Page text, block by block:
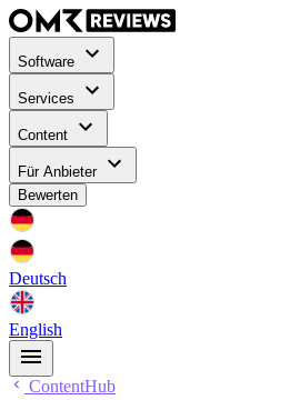
Software
Services
Content
Für Anbieter
Bewerten
Deutsch
English
ContentHub